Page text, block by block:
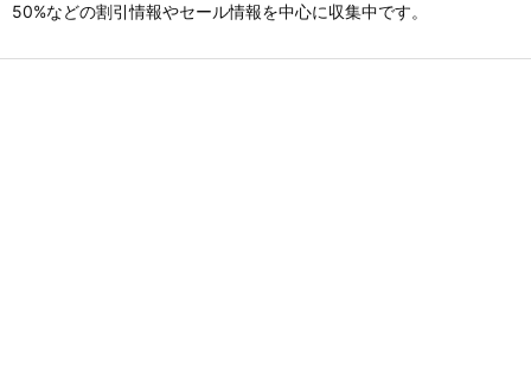
50%などの割引情報やセール情報を中心に収集中です。